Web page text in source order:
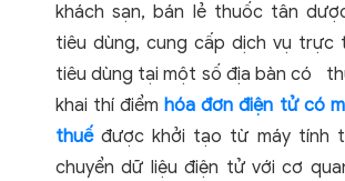
khách sạn, bán lẻ thuốc tân
tiêu dùng, cung cấp dịch vụ trực
tiêu dùng tại một số địa bàn có
khai thí điểmhóa đơn điện tử có
thuếđược khởi tạo từ máy tính
chuyển dữ liệu điện tử với cơ